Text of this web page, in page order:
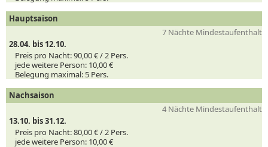
Hauptsaison
7 Nächte Mindestaufenthalt
28.04. bis 12.10.
Preis pro Nacht:90,00 € /2 Pers.
jede weitere Person: 10,00 €
Belegung maximal: 5 Pers.
Nachsaison
4 Nächte Mindestaufenthalt
13.10. bis 31.12.
Preis pro Nacht:80,00 € /2 Pers.
jede weitere Person: 10,00 €